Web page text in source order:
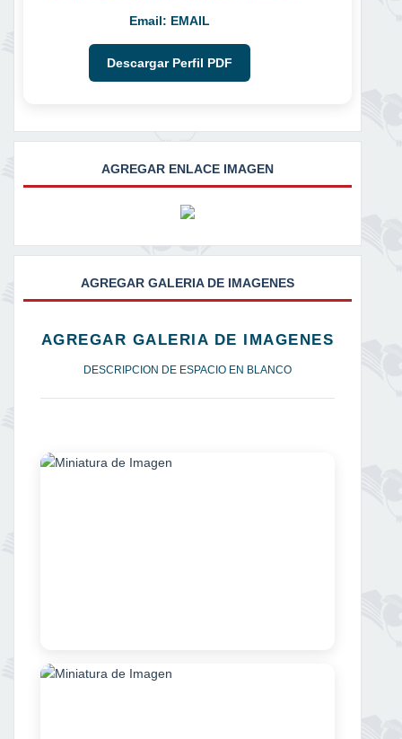
Email: EMAIL
Descargar Perfil PDF
AGREGAR ENLACE IMAGEN
AGREGAR GALERIA DE IMAGENES
AGREGAR GALERIA DE IMAGENES
DESCRIPCION DE ESPACIO EN BLANCO